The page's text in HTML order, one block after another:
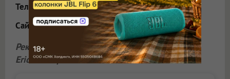
Телефон: 8 (3812) 485–300.
Сайт :akvario-omsk.ru.
Реклама. ООО «АкваРио», ИНН 5501115668.
Erid: 2VtzqwSEYvn.